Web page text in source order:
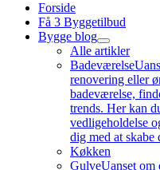
Forside
Få 3 Byggetilbud
Bygge blog
Alle artikler
Badeværelse
renovering eller
badeværelse,
trends. Her kan
vedligeholdelse
dig med at skabe
Køkken
GulveUanset om